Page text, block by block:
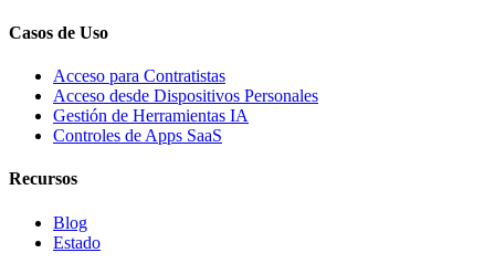
Casos de Uso
Acceso para Contratistas
Acceso desde Dispositivos Personales
Gestión de Herramientas IA
Controles de Apps SaaS
Recursos
Blog
Estado